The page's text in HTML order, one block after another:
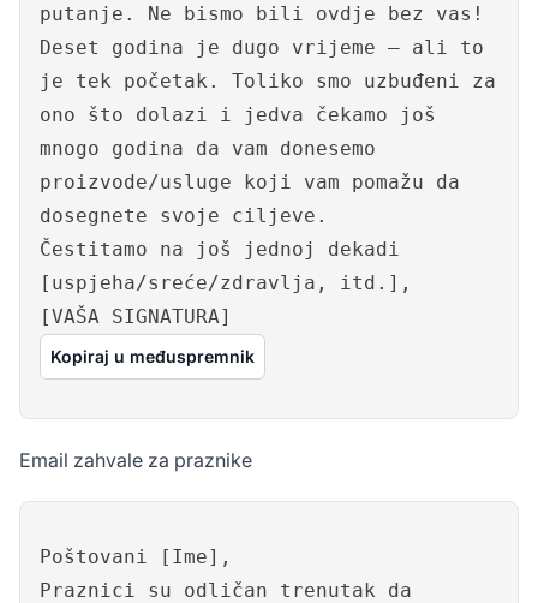
putanje. Ne bismo bili ovdje bez vas!
Deset godina je dugo vrijeme – ali to
je tek početak. Toliko smo uzbuđeni za
ono što dolazi i jedva čekamo još
mnogo godina da vam donesemo
proizvode/usluge koji vam pomažu da
dosegnete svoje ciljeve.
Čestitamo na još jednoj dekadi
[uspjeha/sreće/zdravlja, itd.],
[VAŠA SIGNATURA]
Kopiraj u međuspremnik
Email zahvale za praznike
Poštovani [Ime],
Praznici su odličan trenutak da